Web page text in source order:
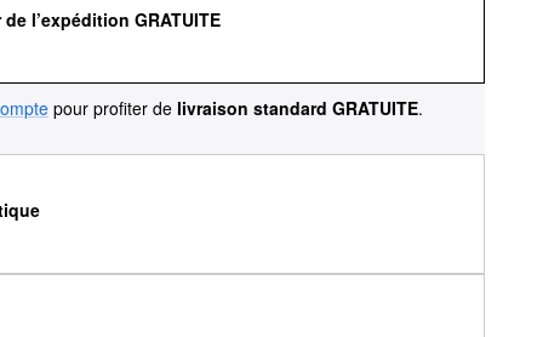
l’expédition GRATUITE
pour profiter de livraison standard GRATUITE.